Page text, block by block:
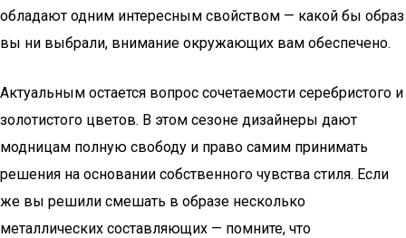
обладают одним интересным свойством — какой бы образ
вы ни выбрали, внимание окружающих вам обеспечено.
Актуальным остается вопрос сочетаемости серебристого и
золотистого цветов. В этом сезоне дизайнеры дают
модницам полную свободу и право самим принимать
решения на основании собственного чувства стиля. Если
же вы решили смешать в образе несколько
металлических составляющих — помните, что